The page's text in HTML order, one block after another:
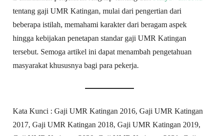
tentang gaji UMR Katingan, mulai dari pengertian dari
beberapa istilah, memahami karakter dari beragam aspek
hingga kebijakan penetapan standar gaji UMR Katingan
tersebut. Semoga artikel ini dapat menambah pengetahuan
masyarakat khususnya bagi para pekerja.
Kata Kunci : Gaji UMR Katingan 2016, Gaji UMR Katingan
2017, Gaji UMR Katingan 2018, Gaji UMR Katingan 2019,